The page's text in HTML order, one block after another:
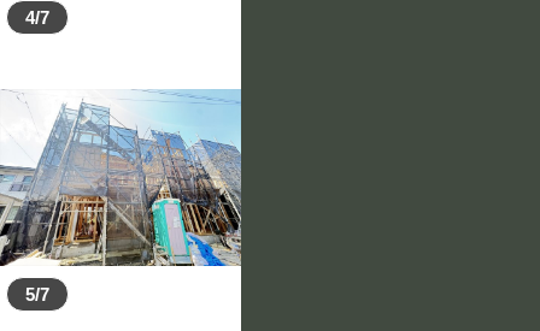
4/7
5/7